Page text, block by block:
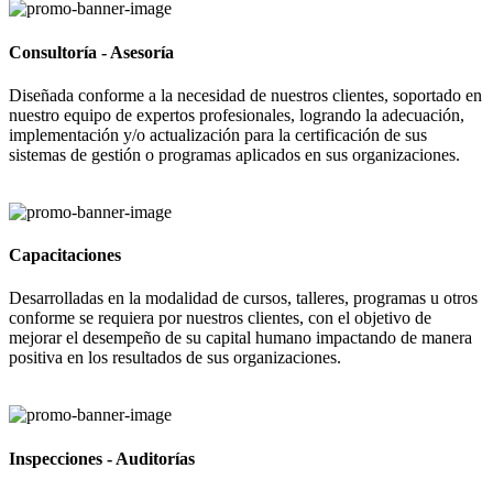
Consultoría - Asesoría
Diseñada conforme a la necesidad de nuestros clientes, soportado en
nuestro equipo de expertos profesionales, logrando la adecuación,
implementación y/o actualización para la certificación de sus
sistemas de gestión o programas aplicados en sus organizaciones.
Capacitaciones
Desarrolladas en la modalidad de cursos, talleres, programas u otros
conforme se requiera por nuestros clientes, con el objetivo de
mejorar el desempeño de su capital humano impactando de manera
positiva en los resultados de sus organizaciones.
Inspecciones - Auditorías